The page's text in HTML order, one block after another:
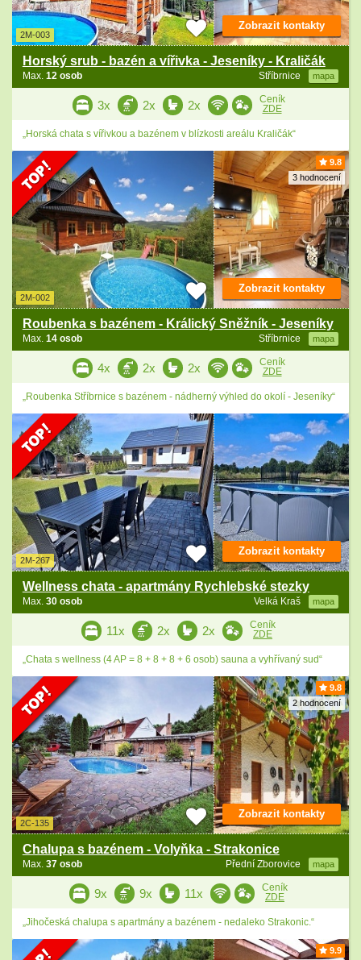
2M-003
Horský srub - bazén a vířivka - Jeseníky - Kraličák
Stříbrnice mapa
Max. 12 osob
Zobrazit kontakty
3x 2x 2x
Ceník
ZDE
„Horská chata s vířivkou a bazénem v blízkosti areálu Kraličák“
9.8
3 hodnocení
2M-002
Roubenka s bazénem - Králický Sněžník - Jeseníky
Stříbrnice mapa
Max. 14 osob
Zobrazit kontakty
4x 2x 2x
Ceník
ZDE
„Roubenka Stříbrnice s bazénem - nádherný výhled do okolí - Jeseníky“
2M-267
Wellness chata - apartmány Rychlebské stezky
Velká Kraš mapa
Max. 30 osob
Zobrazit kontakty
11x 2x 2x
Ceník
ZDE
„Chata s wellness (4 AP = 8 + 8 + 8 + 6 osob) sauna a vyhřívaný sud“
9.8
2 hodnocení
2C-135
Chalupa s bazénem - Volyňka - Strakonice
Přední Zborovice mapa
Max. 37 osob
Zobrazit kontakty
9x 9x 11x
Ceník
ZDE
„Jihočeská chalupa s apartmány a bazénem - nedaleko Strakonic.“
9.9